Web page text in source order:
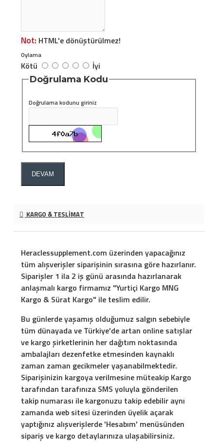
Not: HTML'e dönüştürülmez!
Oylama
Kötü İyi
Doğrulama Kodu
Doğrulama kodunu giriniz
DEVAM
KARGO & TESLIMAT
Heraclessupplement.com üzerinden yapacağınız
tüm alışverişler siparişinin sırasına göre hazırlanır.
Siparişler 1 ila 2 iş günü arasında hazırlanarak
anlaşmalı kargo firmamız "Yurtiçi Kargo MNG
Kargo & Sürat Kargo" ile teslim edilir.
Bu günlerde yaşamış olduğumuz salgın sebebiyle
tüm dünayada ve Türkiye'de artan online satışlar
ve kargo şirketlerinin her dağıtım noktasında
ambalajları dezenfetke etmesinden kaynaklı
zaman zaman gecikmeler yaşanabilmektedir.
Siparişinizin kargoya verilmesine müteakip Kargo
tarafından tarafınıza SMS yoluyla gönderilen
takip numarası ile kargonuzu takip edebilir aynı
zamanda web sitesi üzerinden üyelik açarak
yaptığınız alışverişlerde 'Hesabım' menüsünden
sipariş ve kargo detaylarınıza ulaşabilirsiniz.